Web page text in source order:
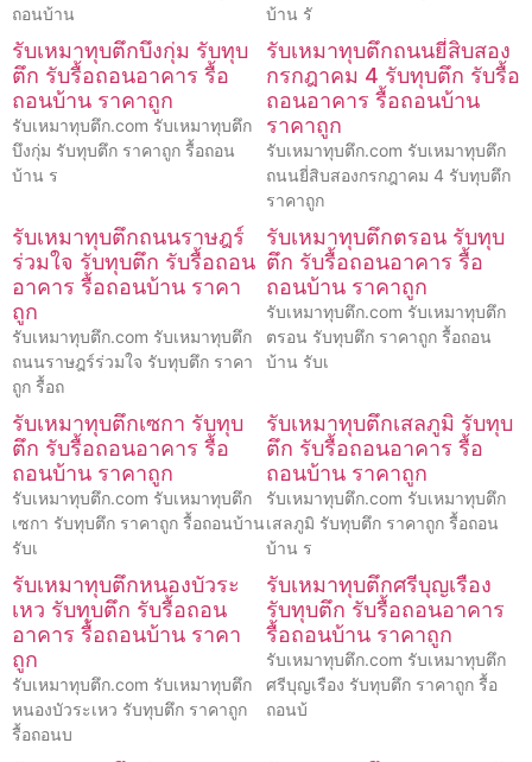
ถอนบ้าน
บ้าน รั
รับเหมาทุบตึกบึงกุ่ม รับทุบ
ตึก รับรื้อถอนอาคาร รื้อ
ถอนบ้าน ราคาถูก
รับเหมาทุบตึก.com รับเหมาทุบตึก
บึงกุ่ม รับทุบตึก ราคาถูก รื้อถอน
บ้าน ร
รับเหมาทุบตึกถนนยี่สิบสอง
กรกฎาคม 4 รับทุบตึก รับรื้อ
ถอนอาคาร รื้อถอนบ้าน
ราคาถูก
รับเหมาทุบตึก.com รับเหมาทุบตึก
ถนนยี่สิบสองกรกฎาคม 4 รับทุบตึก
ราคาถูก
รับเหมาทุบตึกถนนราษฎร์
ร่วมใจ รับทุบตึก รับรื้อถอน
อาคาร รื้อถอนบ้าน ราคา
ถูก
รับเหมาทุบตึก.com รับเหมาทุบตึก
ถนนราษฎร์ร่วมใจ รับทุบตึก ราคา
ถูก รื้อถ
รับเหมาทุบตึกตรอน รับทุบ
ตึก รับรื้อถอนอาคาร รื้อ
ถอนบ้าน ราคาถูก
รับเหมาทุบตึก.com รับเหมาทุบตึก
ตรอน รับทุบตึก ราคาถูก รื้อถอน
บ้าน รับเ
รับเหมาทุบตึกเซกา รับทุบ
ตึก รับรื้อถอนอาคาร รื้อ
ถอนบ้าน ราคาถูก
รับเหมาทุบตึก.com รับเหมาทุบตึก
เซกา รับทุบตึก ราคาถูก รื้อถอนบ้าน
รับเ
รับเหมาทุบตึกเสลภูมิ รับทุบ
ตึก รับรื้อถอนอาคาร รื้อ
ถอนบ้าน ราคาถูก
รับเหมาทุบตึก.com รับเหมาทุบตึก
เสลภูมิ รับทุบตึก ราคาถูก รื้อถอน
บ้าน ร
รับเหมาทุบตึกหนองบัวระ
เหว รับทุบตึก รับรื้อถอน
อาคาร รื้อถอนบ้าน ราคา
ถูก
รับเหมาทุบตึก.com รับเหมาทุบตึก
หนองบัวระเหว รับทุบตึก ราคาถูก
รื้อถอนบ
รับเหมาทุบตึกศรีบุญเรือง
รับทุบตึก รับรื้อถอนอาคาร
รื้อถอนบ้าน ราคาถูก
รับเหมาทุบตึก.com รับเหมาทุบตึก
ศรีบุญเรือง รับทุบตึก ราคาถูก รื้อ
ถอนบ้